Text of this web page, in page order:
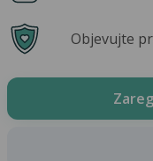
Objevujte